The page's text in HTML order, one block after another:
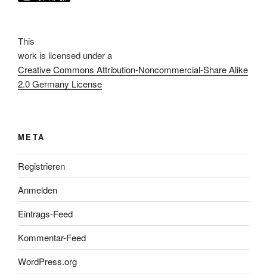
This
work is licensed under a
Creative Commons Attribution-Noncommercial-Share Alike
2.0 Germany License
META
Registrieren
Anmelden
Eintrags-Feed
Kommentar-Feed
WordPress.org